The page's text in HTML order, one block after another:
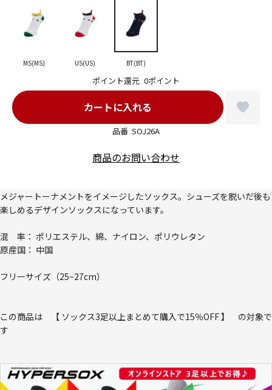
品番 SOJ26A
ポイント還元 0ポイント
MS(MS) US(US) BT(BT)
商品のお問い合わせ
メジャートーナメントをイメージしたソックス。シューズを脱いだ後も
楽しめるデザインソックスになっています。
混 率： ポリエステル、綿、ナイロン、ポリウレタン
原産国： 中国
フリーサイズ（25~27cm）
この商品は 【 ソックス3足以上まとめて購入で15％OFF 】 の対象で
す